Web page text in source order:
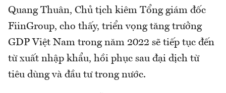
Quang Thuân, Chủ tịch kiêm Tổng giám đốc
FiinGroup, cho thấy, triển vọng tăng trưởng
GDP Việt Nam trong năm 2022 sẽ tiếp tục đến
từ xuất nhập khẩu, hồi phục sau đại dịch từ
tiêu dùng và đầu tư trong nước.